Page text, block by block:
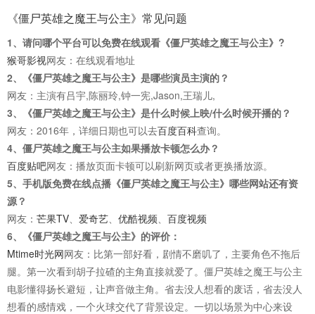
《僵尸英雄之魔王与公主》常见问题
1、请问哪个平台可以免费在线观看《僵尸英雄之魔王与公主》?
猴哥影视网友：在线观看地址
2、《僵尸英雄之魔王与公主》是哪些演员主演的？
网友：主演有吕宇,陈丽玲,钟一宪,Jason,王瑞儿,
3、《僵尸英雄之魔王与公主》是什么时候上映/什么时候开播的？
网友：2016年，详细日期也可以去百度百科查询。
4、僵尸英雄之魔王与公主如果播放卡顿怎么办？
百度贴吧网友：播放页面卡顿可以刷新网页或者更换播放源。
5、手机版免费在线点播《僵尸英雄之魔王与公主》哪些网站还有资
源？
网友： 芒果TV 爱奇艺 优酷视频
百度视频
6、《僵尸英雄之魔王与公主》的评价：
Mtime时光网网友：比第一部好看，剧情不磨叽了，主要角色不拖后
腿。第一次看到胡子拉碴的主角直接就爱了。僵尸英雄之魔王与公主
电影懂得扬长避短，让声音做主角。省去没人想看的废话，省去没人
想看的感情戏，一个火球交代了背景设定。一切以场景为中心来设